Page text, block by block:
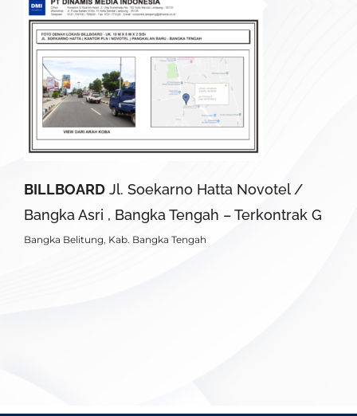
BILLBOARD Jl. Soekarno Hatta Novotel /
Bangka Asri , Bangka Tengah – Terkontrak G
Bangka Belitung Kab. Bangka Tengah